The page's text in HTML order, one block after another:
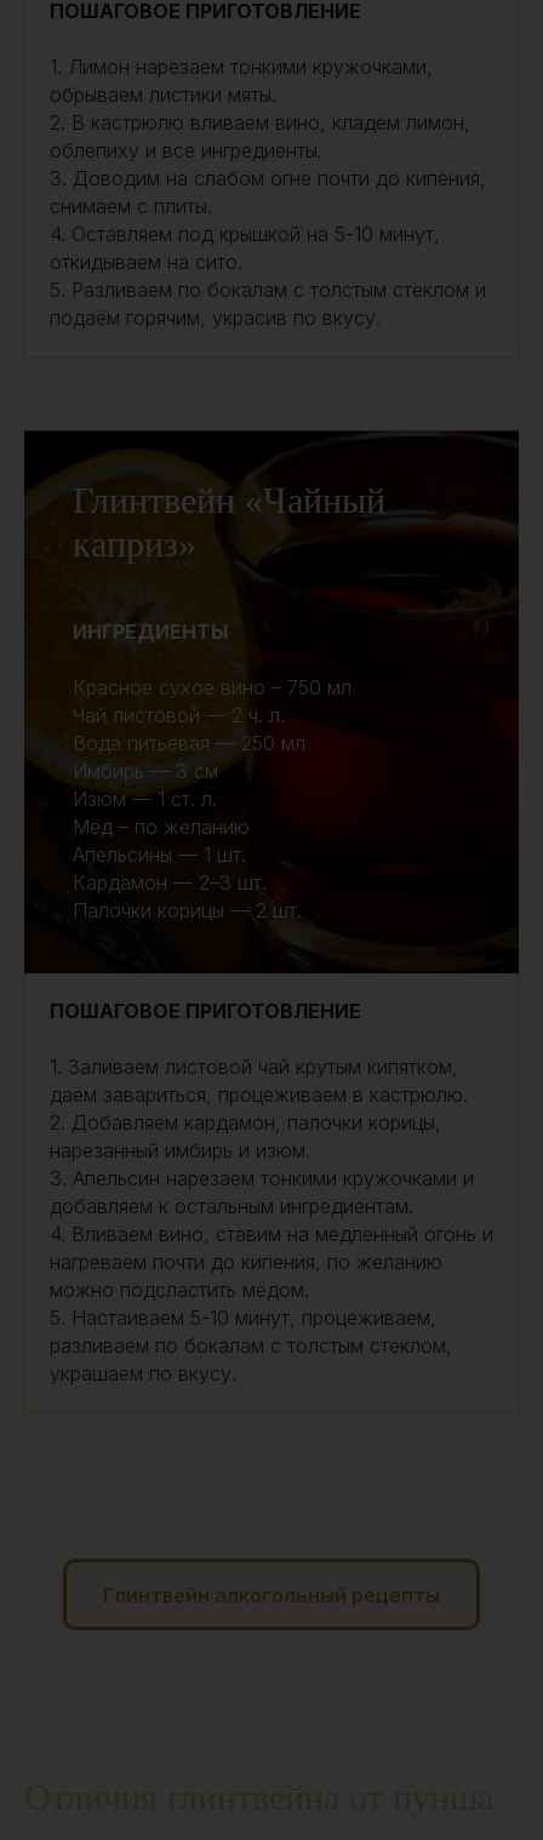
ПОШАГОВОЕ ПРИГОТОВЛЕНИЕ
1. Лимон нарезаем тонкими кружочками,
обрываем листики мяты.
2. В кастрюлю вливаем вино, кладём лимон,
облепиху и все ингредиенты.
3. Доводим на слабом огне почти до кипения,
снимаем с плиты.
4. Оставляем под крышкой на 5-10 минут,
откидываем на сито.
5. Разливаем по бокалам с толстым стеклом и
подаём горячим, украсив по вкусу.
Глинтвейн «Чайный
каприз»
ИНГРЕДИЕНТЫ
Красное сухое вино – 750 мл
Чай листовой — 2 ч. л.
Вода питьевая — 250 мл
Имбирь — 3 см
Изюм — 1 ст. л.
Мёд – по желанию
Апельсины — 1 шт.
Кардамон — 2–3 шт.
Палочки корицы — 2 шт.
ПОШАГОВОЕ ПРИГОТОВЛЕНИЕ
1. Заливаем листовой чай крутым кипятком,
даём завариться, процеживаем в кастрюлю.
2. Добавляем кардамон, палочки корицы,
нарезанный имбирь и изюм.
3. Апельсин нарезаем тонкими кружочками и
добавляем к остальным ингредиентам.
4. Вливаем вино, ставим на медленный огонь и
нагреваем почти до кипения, по желанию
можно подсластить мёдом.
5. Настаиваем 5-10 минут, процеживаем,
разливаем по бокалам с толстым стеклом,
украшаем по вкусу.
Глинтвейн алкогольный рецепты